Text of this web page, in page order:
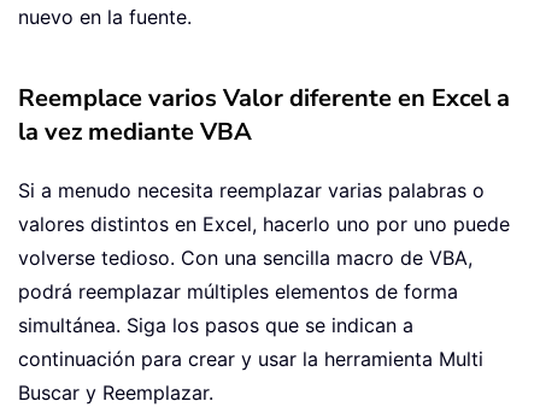
nuevo en la fuente.
Reemplace varios Valor diferente en Excel a
la vez mediante VBA
Si a menudo necesita reemplazar varias palabras o
valores distintos en Excel, hacerlo uno por uno puede
volverse tedioso. Con una sencilla macro de VBA,
podrá reemplazar múltiples elementos de forma
simultánea. Siga los pasos que se indican a
continuación para crear y usar la herramienta Multi
Buscar y Reemplazar.